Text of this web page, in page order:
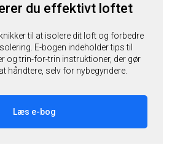
du effektivt loftet
til at isolere dit loft og forbedre
E-bogen indeholder tips til
og trin-for-trin instruktioner, der gør
håndtere, selv for nybegyndere.
Læs e-bog